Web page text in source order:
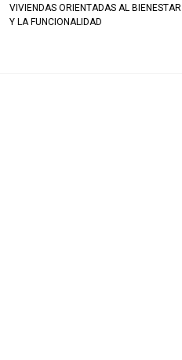
VIVIENDAS ORIENTADAS AL BIENESTAR
Y LA FUNCIONALIDAD